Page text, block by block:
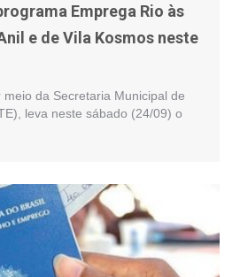
Emprega Rio às
e de Vila Kosmos neste
da Secretaria Municipal de
leva neste sábado (24/09) o